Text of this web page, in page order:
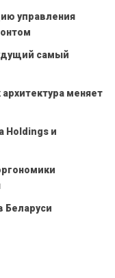
управления
самый
меняет
Holdings и
Беларуси